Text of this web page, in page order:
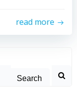
read more